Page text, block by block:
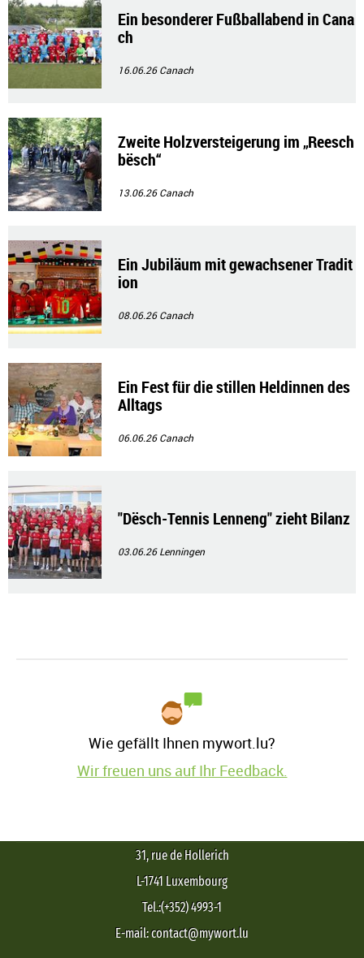
Ein besonderer Fußballabend in Cana
ch
16.06.26Canach
Zweite Holzversteigerung im „Reesch
bësch“
13.06.26Canach
Ein Jubiläum mit gewachsener Tradit
ion
08.06.26Canach
Ein Fest für die stillen Heldinnen des
Alltags
06.06.26Canach
"Dësch-Tennis Lenneng" zieht Bilanz
03.06.26Lenningen
Wie gefällt Ihnen mywort.lu?
Wir freuen uns auf Ihr Feedback.
31, rue de Hollerich
L-1741 Luxembourg
Tel.:(+352) 4993-1
E-mail: contact@mywort.lu